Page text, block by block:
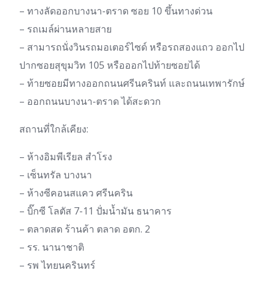
– ทางลัดออกบางนา-ตราด ซอย 10 ขึ้นทางด่วน
– รถเมล์ผ่านหลายสาย
– สามารถนั่งวินรถมอเตอร์ไซด์ หรือรถสองแถว ออกไป
ปากซอยสุขุมวิท 105 หรือออกไปท้ายซอยได้
– ท้ายซอยมีทางออกถนนศรีนครินท์ และถนนเทพารักษ์
– ออกถนนบางนา-ตราด ได้สะดวก
สถานที่ใกล้เคียง:
– ห้างอิมพีเรียล สำโรง
– เซ็นทรัล บางนา
– ห้างซีคอนสแคว ศรีนคริน
– บิ๊กซี โลตัส 7-11 ปัํมน้ำมัน ธนาคาร
– ตลาดสด ร้านค้า ตลาด อตก. 2
– รร. นานาชาติ
– รพ ไทยนครินทร์